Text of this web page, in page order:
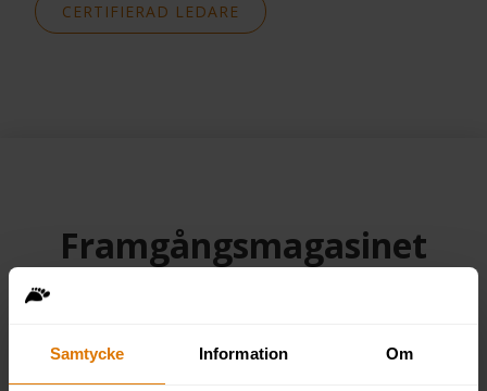
Samtycke Information Om
CERTIFIERAD LEDARE
Framgångsmagasinet
Ligg steget före med praktiska tips som